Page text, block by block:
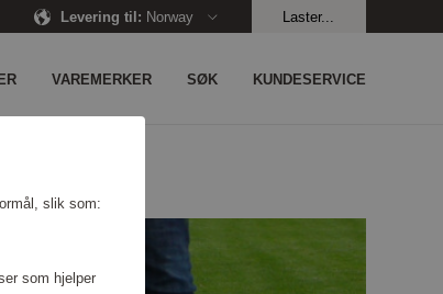
Levering til: Norway Laster...
VAREMERKER SØK KUNDESERVICE
slik som:
som hjelper